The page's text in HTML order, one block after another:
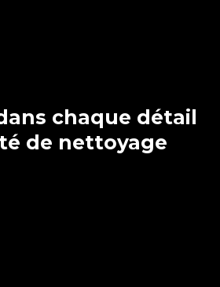
de nettoyage